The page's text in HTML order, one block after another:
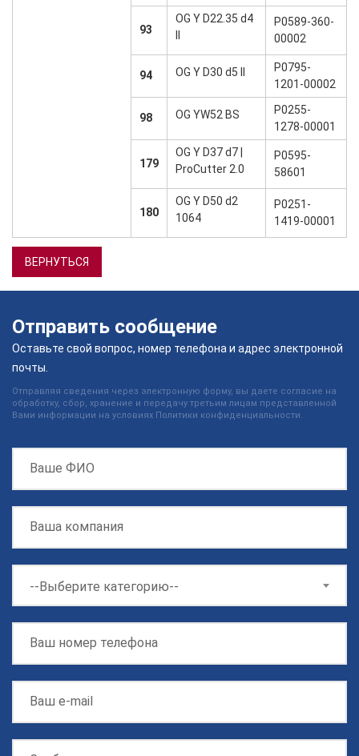
93
OG Y D22.35 d4
P0589-360-
00002
94 OG Y D30 d5 II
P0795-
1201-00002
98 OG YW52 BS
P0255-
1278-00001
179
OG Y D37 d7 |
ProCutter 2.0
P0595-
58601
180
OG Y D50 d2
1064
P0251-
1419-00001
ВЕРНУТЬСЯ
Отправить сообщение
Оставьте свой вопрос, номер телефона и адрес электронной
почты.
Отправляя сведения через электронную форму, вы даете согласие на
обработку, сбор, хранение и передачу третьим лицам представленной
Вами информации на условиях Политики конфиденциальности.
--Выберите категорию--